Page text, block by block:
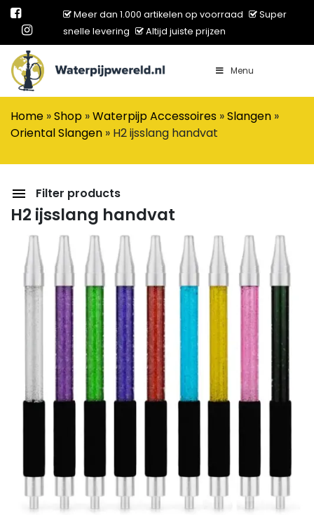
Meer dan 1.000 artikelen op voorraad
Super
snelle levering
Altijd juiste prijzen
Main Navigation Menu
Home »Shop »Waterpijp Accessoires »Slangen »
Oriental Slangen » H2 ijsslang handvat
Filter products
H2 ijsslang handvat